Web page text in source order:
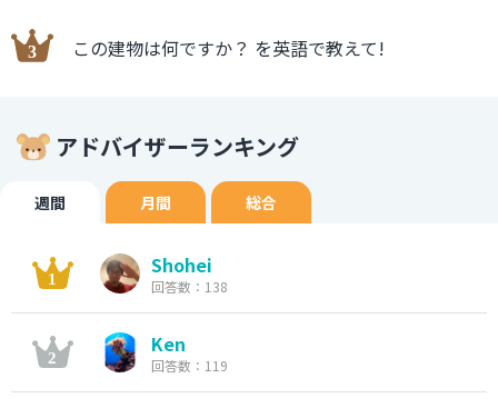
この建物は何ですか？ を英語で教えて!
アドバイザーランキング
週間 月間 総合
Shohei
回答数：138
Ken
回答数：119